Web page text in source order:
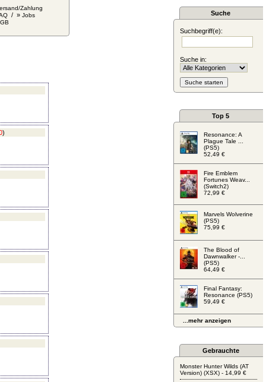
Zahlung
/ » Jobs
)
Suche
Suchbegriff(e):
Suche in:
Top 5
Resonance: A
Plague Tale ...
(PS5)
52,49 €
Fire Emblem
Fortunes Weav...
(Switch2)
72,99 €
Marvels Wolverine
(PS5)
75,99 €
The Blood of
Dawnwalker -...
(PS5)
64,49 €
Final Fantasy:
Resonance (PS5)
59,49 €
...mehr anzeigen
Gebrauchte
Monster Hunter Wilds (AT
Version) (XSX) - 14,99 €